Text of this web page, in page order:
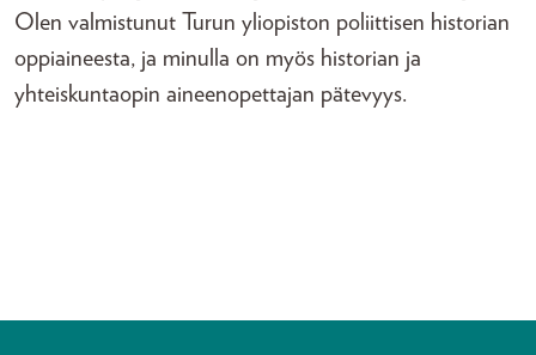
Olen valmistunut Turun yliopiston poliittisen historian
oppiaineesta, ja minulla on myös historian ja
yhteiskuntaopin aineenopettajan pätevyys.